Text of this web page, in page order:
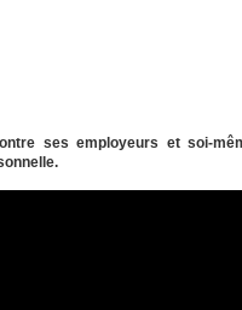
ses employeurs et soi-